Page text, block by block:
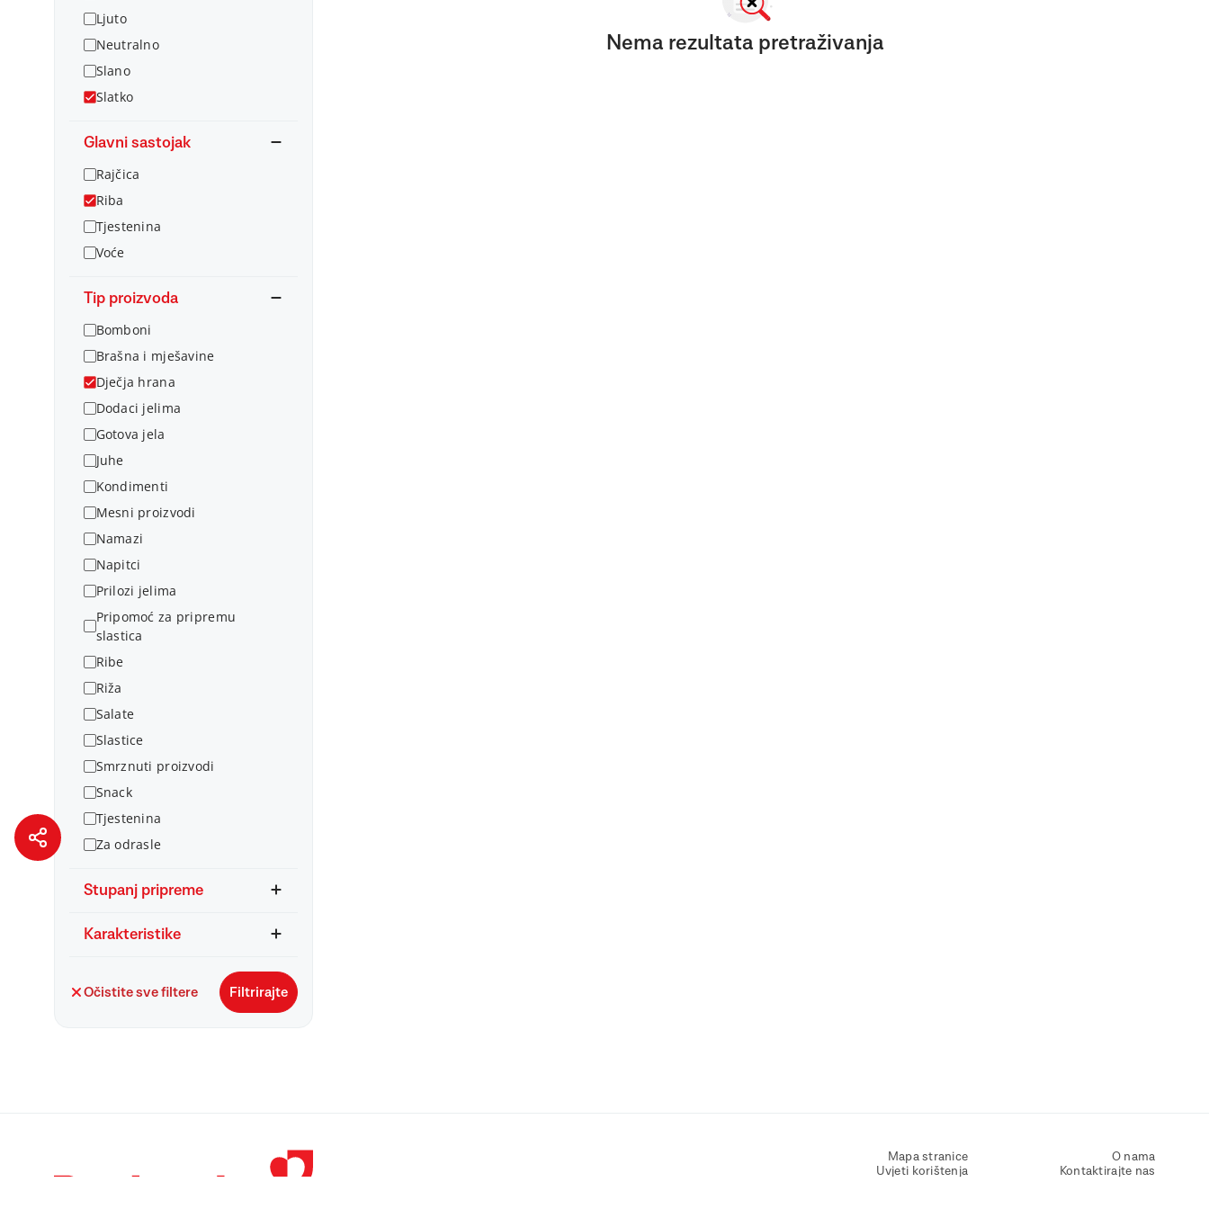
Ljuto
Neutralno
Slano
Slatko
Glavni sastojak
Rajčica
Riba
Tjestenina
Voće
Tip proizvoda
Bomboni
Brašna i mješavine
Dječja hrana
Dodaci jelima
Gotova jela
Juhe
Kondimenti
Mesni proizvodi
Namazi
Napitci
Prilozi jelima
Pripomoć za pripremu
slastica
Ribe
Riža
Salate
Slastice
Smrznuti proizvodi
Snack
Tjestenina
Za odrasle
Stupanj pripreme
Karakteristike
Očistite sve filtere Filtrirajte
Nema rezultata pretraživanja
Mapa stranice
Uvjeti korištenja
O nama
Kontaktirajte nas